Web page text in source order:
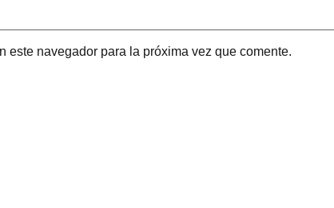
este navegador para la próxima vez que comente.